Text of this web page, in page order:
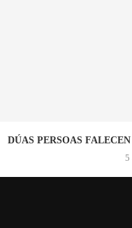
DÚAS PERSOAS
5